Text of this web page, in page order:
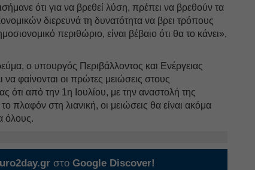
ότι για να βρεθεί λύση, πρέπει να βρεθούν τα
διερευνά τη δυνατότητα να βρει τρόπους
περιθώριο, είναι βέβαιο ότι θα το κάνει»,
ο υπουργός Περιβάλλοντος και Ενέργειας
να φαίνονται οι πρώτες μειώσεις στους
ότι από την 1η Ιουλίου, με την αναστολή της
πλαφόν στη λιανική, οι μειώσεις θα είναι ακόμα
όλους.
στοGoogle Discover!